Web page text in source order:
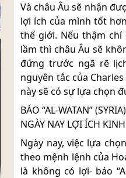
Và châu Âu sẽ nhận
lợi ích của mình tốt
thế giới. Nếu thậm chí
lầm thì châu Âu sẽ
đứng trước ngã rẽ
nguyên tắc của
này sẽ có sự lựa chọn
BÁO “AL-WATAN”
NGÀY NAY LỢI ÍCH
Ngày nay, việc lựa
theo mệnh lệnh của
là không có lợi- báo